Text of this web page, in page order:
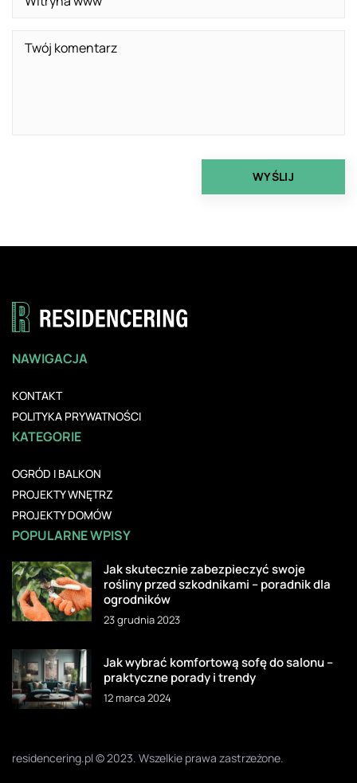
NAWIGACJA
KONTAKT
POLITYKA PRYWATNOŚCI
KATEGORIE
OGRÓD I BALKON
PROJEKTY WNĘTRZ
PROJEKTY DOMÓW
POPULARNE WPISY
Jak skutecznie zabezpieczyć swoje
rośliny przed szkodnikami – poradnik dla
ogrodników
23 grudnia 2023
Jak wybrać komfortową sofę do salonu –
praktyczne porady i trendy
12 marca 2024
residencering.pl © 2023. Wszelkie prawa zastrzeżone.